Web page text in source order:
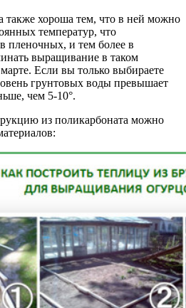
также хороша тем, что в ней можно
температур, что
пленочных, и тем более в
выращивание в таком
Если вы только выбираете
грунтовых воды превышает
чем 5-10°.
из поликарбоната можно